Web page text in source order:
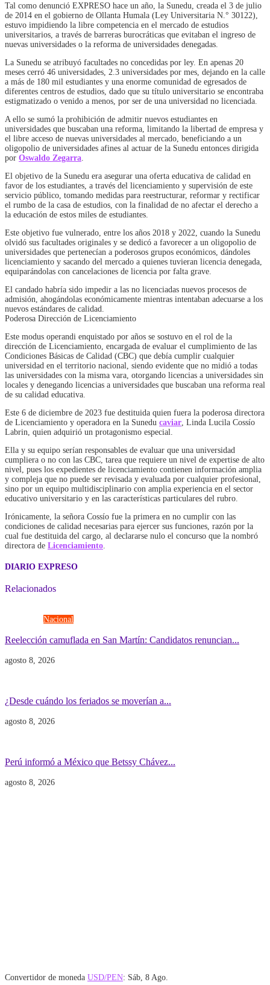
Tal como denunció EXPRESO hace un año, la Sunedu, creada el 3 de julio
de 2014 en el gobierno de Ollanta Humala (Ley Universitaria N.° 30122),
estuvo impidiendo la libre competencia en el mercado de estudios
universitarios, a través de barreras burocráticas que evitaban el ingreso de
nuevas universidades o la reforma de universidades denegadas.
La Sunedu se atribuyó facultades no concedidas por ley. En apenas 20
meses cerró 46 universidades, 2.3 universidades por mes, dejando en la calle
a más de 180 mil estudiantes y una enorme comunidad de egresados de
diferentes centros de estudios, dado que su título universitario se encontraba
estigmatizado o venido a menos, por ser de una universidad no licenciada.
A ello se sumó la prohibición de admitir nuevos estudiantes en
universidades que buscaban una reforma, limitando la libertad de empresa y
el libre acceso de nuevas universidades al mercado, beneficiando a un
oligopolio de universidades afines al actuar de la Sunedu entonces dirigida
por Oswaldo Zegarra.
El objetivo de la Sunedu era asegurar una oferta educativa de calidad en
favor de los estudiantes, a través del licenciamiento y supervisión de este
servicio público, tomando medidas para reestructurar, reformar y rectificar
el rumbo de la casa de estudios, con la finalidad de no afectar el derecho a
la educación de estos miles de estudiantes.
Este objetivo fue vulnerado, entre los años 2018 y 2022, cuando la Sunedu
olvidó sus facultades originales y se dedicó a favorecer a un oligopolio de
universidades que pertenecían a poderosos grupos económicos, dándoles
licenciamiento y sacando del mercado a quienes tuvieran licencia denegada,
equiparándolas con cancelaciones de licencia por falta grave.
El candado habría sido impedir a las no licenciadas nuevos procesos de
admisión, ahogándolas económicamente mientras intentaban adecuarse a los
nuevos estándares de calidad.
Poderosa Dirección de Licenciamiento
Este modus operandi enquistado por años se sostuvo en el rol de la
dirección de Licenciamiento, encargada de evaluar el cumplimiento de las
Condiciones Básicas de Calidad (CBC) que debía cumplir cualquier
universidad en el territorio nacional, siendo evidente que no midió a todas
las universidades con la misma vara, otorgando licencias a universidades sin
locales y denegando licencias a universidades que buscaban una reforma real
de su calidad educativa.
Este 6 de diciembre de 2023 fue destituida quien fuera la poderosa directora
de Licenciamiento y operadora en la Sunedu caviar, Linda Lucila Cossío
Labrin, quien adquirió un protagonismo especial.
Ella y su equipo serían responsables de evaluar que una universidad
cumpliera o no con las CBC, tarea que requiere un nivel de expertise de alto
nivel, pues los expedientes de licenciamiento contienen información amplia
y compleja que no puede ser revisada y evaluada por cualquier profesional,
sino por un equipo multidisciplinario con amplia experiencia en el sector
educativo universitario y en las características particulares del rubro.
Irónicamente, la señora Cossío fue la primera en no cumplir con las
condiciones de calidad necesarias para ejercer sus funciones, razón por la
cual fue destituida del cargo, al declararse nulo el concurso que la nombró
directora de Licenciamiento.
DIARIO EXPRESO
Relacionados
Nacional
Reelección camuflada en San Martín: Candidatos renuncian...
agosto 8, 2026
¿Desde cuándo los feriados se moverían a...
agosto 8, 2026
Perú informó a México que Betssy Chávez...
agosto 8, 2026
Convertidor de moneda USD/PEN: Sáb, 8 Ago.